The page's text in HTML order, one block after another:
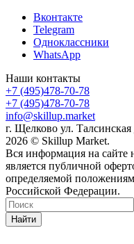
Вконтакте
Telegram
Одноклассники
WhatsApp
Наши контакты
+7 (495)478-70-78
+7 (495)478-70-78
info@skillup.market
г. Щелково ул.
2026 © Skillup Market.
Вся информация на сайте
является публичной
определяемой
Российской Федерации.
Найти